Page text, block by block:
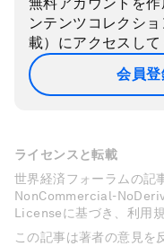
ンテンツコレクシ
載）にアクセスして
会員登
ライセンスと転載
世界経済フォーラムの
NonCommercial-
Licenseに基づき、利用
この記事は著者の意見を